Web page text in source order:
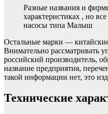
Разные названия и
характеристиках , но
насосы типа Малыш
Остальные марки —
Внимательно рассматривать
российский производитель,
название предприятия,
такой информации нет, это
Технические